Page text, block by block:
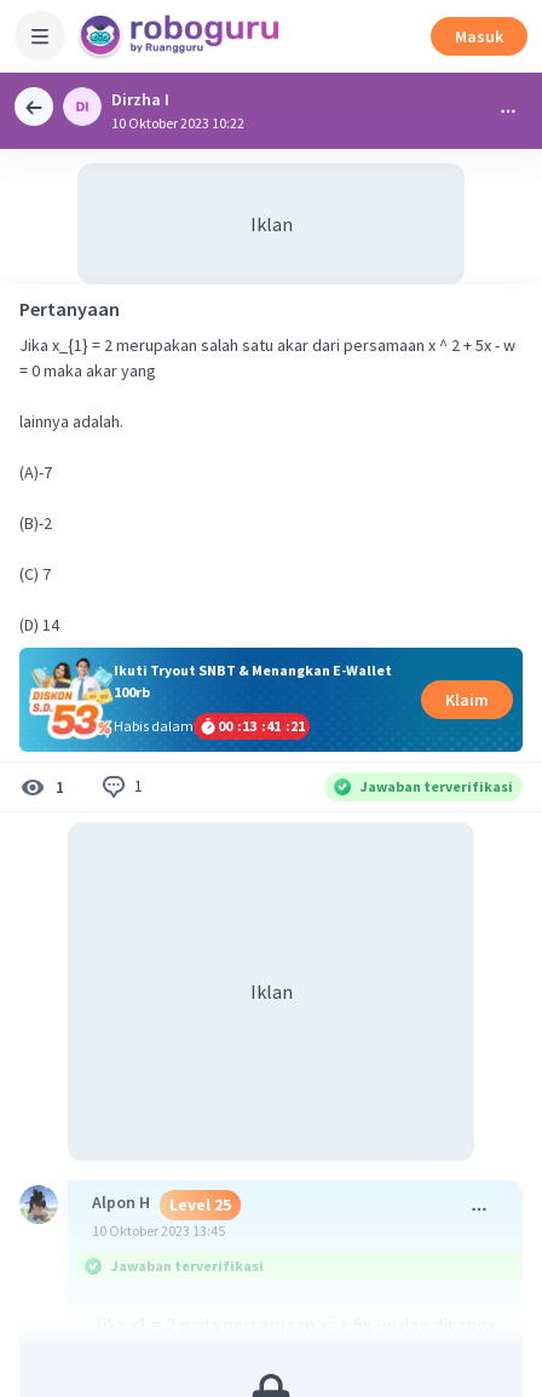
Masuk
Dirzha I
10 Oktober 2023 10:22
Iklan
Pertanyaan
Jika x_{1} = 2 merupakan salah satu akar dari persamaan x ^ 2 + 5x - w
= 0 maka akar yang
lainnya adalah.
(A)-7
(B)-2
(C) 7
(D) 14
Ikuti Tryout SNBT & Menangkan E-Wallet
100rb
Habis dalam
00 :13 :41 :20
Klaim
1 1 Jawaban terverifikasi
Iklan
Alpon H Level 25
10 Oktober 2023 13:45
Jawaban terverifikasi
informasi bahwa x1 + x2 = -b/a